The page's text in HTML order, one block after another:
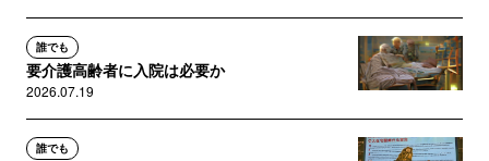
誰でも
要介護高齢者に入院は必要か
2026.07.19
誰でも